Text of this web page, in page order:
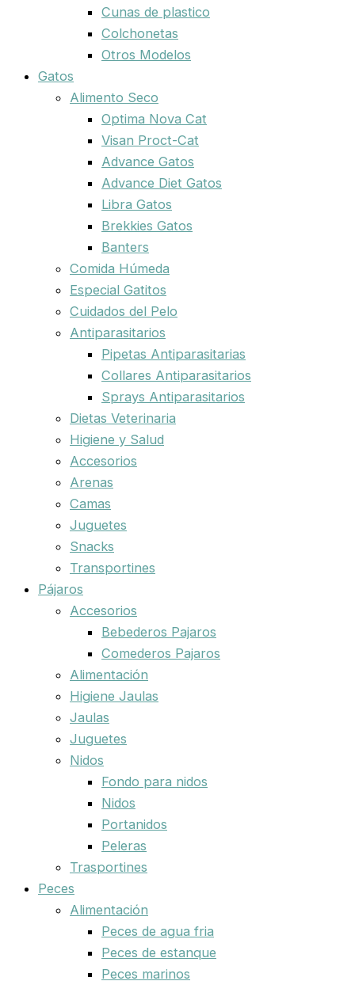
Cunas de plastico
Colchonetas
Otros Modelos
Gatos
Alimento Seco
Optima Nova Cat
Visan Proct-Cat
Advance Gatos
Advance Diet Gatos
Libra Gatos
Brekkies Gatos
Banters
Comida Húmeda
Especial Gatitos
Cuidados del Pelo
Antiparasitarios
Pipetas Antiparasitarias
Collares Antiparasitarios
Sprays Antiparasitarios
Dietas Veterinaria
Higiene y Salud
Accesorios
Arenas
Camas
Juguetes
Snacks
Transportines
Pájaros
Accesorios
Bebederos Pajaros
Comederos Pajaros
Alimentación
Higiene Jaulas
Jaulas
Juguetes
Nidos
Fondo para nidos
Nidos
Portanidos
Peleras
Trasportines
Peces
Alimentación
Peces de agua fria
Peces de estanque
Peces marinos